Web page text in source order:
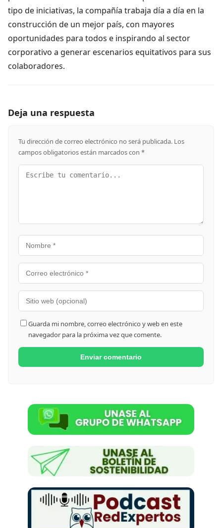
tipo de iniciativas, la compañía trabaja día a día en la
construcción de un mejor país, con mayores
oportunidades para todos e inspirando al sector
corporativo a generar escenarios equitativos para sus
colaboradores.
Deja una respuesta
Tu dirección de correo electrónico no será publicada. Los
campos obligatorios están marcados con *
Guarda mi nombre, correo electrónico y web en este
navegador para la próxima vez que comente.